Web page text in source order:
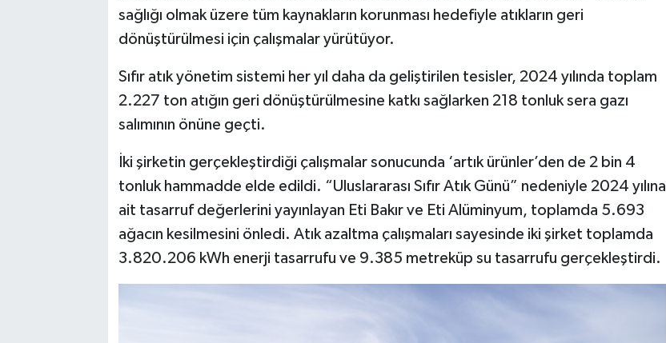
sağlığı olmak üzere tüm kaynakların korunması hedefiyle atıkların geri
dönüştürülmesi için çalışmalar yürütüyor.
Sıfır atık yönetim sistemi her yıl daha da geliştirilen tesisler, 2024 yılında toplam
2.227 ton atığın geri dönüştürülmesine katkı sağlarken 218 tonluk sera gazı
salımının önüne geçti.
İki şirketin gerçekleştirdiği çalışmalar sonucunda ‘artık ürünler’den de 2 bin 4
tonluk hammadde elde edildi. “Uluslararası Sıfır Atık Günü” nedeniyle 2024 yılına
ait tasarruf değerlerini yayınlayan Eti Bakır ve Eti Alüminyum, toplamda 5.693
ağacın kesilmesini önledi. Atık azaltma çalışmaları sayesinde iki şirket toplamda
3.820.206 kWh enerji tasarrufu ve 9.385 metreküp su tasarrufu gerçekleştirdi.